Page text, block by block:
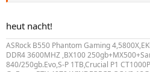
heut nacht!
ASRock B550 Phantom Gaming
DDR4 3600MHZ ,BX100
840/250gb.Evo,S-P 1TB,Crucial P1